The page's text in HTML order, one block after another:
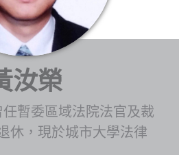
汝榮
暫委區域法院法官及裁
休，現於城市大學法律